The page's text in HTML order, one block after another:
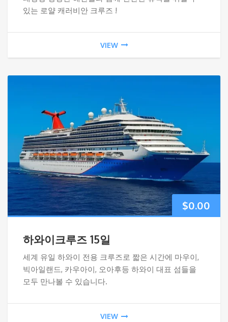
있는 로얄 캐러비안 크루즈 !
VIEW
$0.00
하와이크루즈 15일
세계 유일 하와이 전용 크루즈로 짧은 시간에 마우이,
빅아일랜드, 카우아이, 오아후등 하와이 대표 섬들을
모두 만나볼 수 있습니다.
VIEW